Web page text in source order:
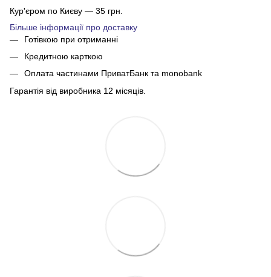
Кур'єром по Києву — 35 грн.
Більше інформації про доставку
Готівкою при отриманні
Кредитною карткою
Оплата частинами ПриватБанк та monobank
Гарантія від виробника 12 місяців.